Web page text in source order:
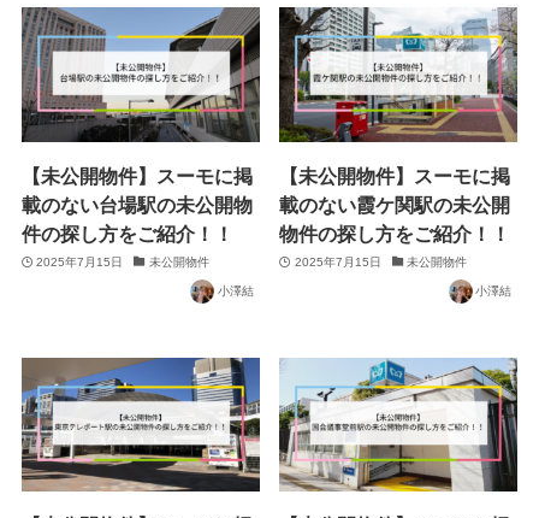
【未公開物件】スーモに掲
載のない台場駅の未公開物
件の探し方をご紹介！！
2025年7月15日 未公開物件
小澤結
【未公開物件】スーモに掲
載のない霞ケ関駅の未公開
物件の探し方をご紹介！！
2025年7月15日 未公開物件
小澤結